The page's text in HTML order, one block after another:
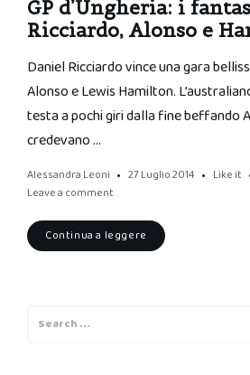
GP d’Ungheria: i
Ricciardo, Alonso e
Daniel Ricciardo vince una gara
Alonso e Lewis Hamilton.
testa a pochi giri dalla fine beffando
credevano …
Alessandra Leoni 27 Luglio 2014 Like it
Leave a comment
Continua a leggere
for: